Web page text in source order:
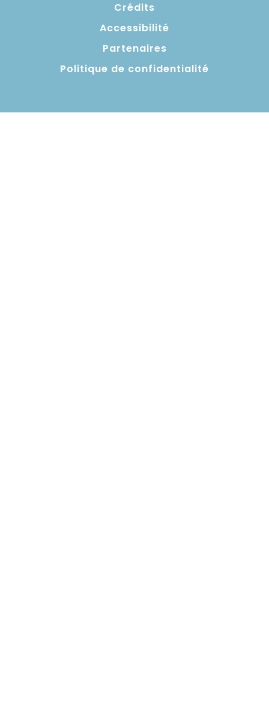
Crédits
Accessibilité
Partenaires
Politique de confidentialité